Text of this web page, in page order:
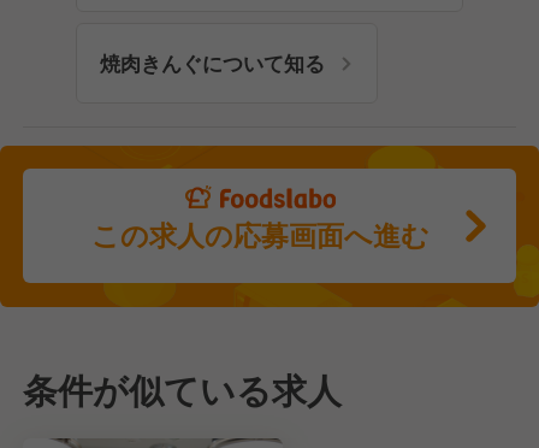
焼肉きんぐについて知る
この求人の応募画面へ進む
条件が似ている求人